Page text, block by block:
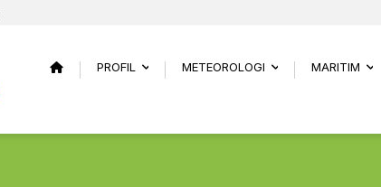
PROFIL METEOROLOGI MARITIM